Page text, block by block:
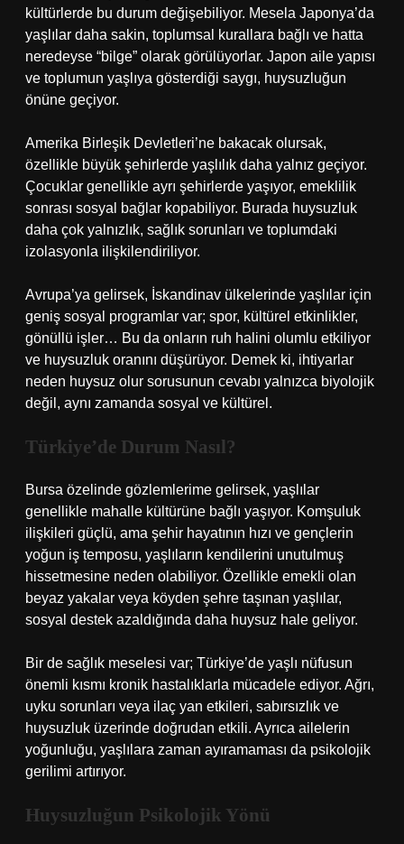
kültürlerde bu durum değişebiliyor. Mesela Japonya’da
yaşlılar daha sakin, toplumsal kurallara bağlı ve hatta
neredeyse “bilge” olarak görülüyorlar. Japon aile yapısı
ve toplumun yaşlıya gösterdiği saygı, huysuzluğun
önüne geçiyor.
Amerika Birleşik Devletleri’ne bakacak olursak,
özellikle büyük şehirlerde yaşlılık daha yalnız geçiyor.
Çocuklar genellikle ayrı şehirlerde yaşıyor, emeklilik
sonrası sosyal bağlar kopabiliyor. Burada huysuzluk
daha çok yalnızlık, sağlık sorunları ve toplumdaki
izolasyonla ilişkilendiriliyor.
Avrupa’ya gelirsek, İskandinav ülkelerinde yaşlılar için
geniş sosyal programlar var; spor, kültürel etkinlikler,
gönüllü işler… Bu da onların ruh halini olumlu etkiliyor
ve huysuzluk oranını düşürüyor. Demek ki, ihtiyarlar
neden huysuz olur sorusunun cevabı yalnızca biyolojik
değil, aynı zamanda sosyal ve kültürel.
Türkiye’de Durum Nasıl?
Bursa özelinde gözlemlerime gelirsek, yaşlılar
genellikle mahalle kültürüne bağlı yaşıyor. Komşuluk
ilişkileri güçlü, ama şehir hayatının hızı ve gençlerin
yoğun iş temposu, yaşlıların kendilerini unutulmuş
hissetmesine neden olabiliyor. Özellikle emekli olan
beyaz yakalar veya köyden şehre taşınan yaşlılar,
sosyal destek azaldığında daha huysuz hale geliyor.
Bir de sağlık meselesi var; Türkiye’de yaşlı nüfusun
önemli kısmı kronik hastalıklarla mücadele ediyor. Ağrı,
uyku sorunları veya ilaç yan etkileri, sabırsızlık ve
huysuzluk üzerinde doğrudan etkili. Ayrıca ailelerin
yoğunluğu, yaşlılara zaman ayıramaması da psikolojik
gerilimi artırıyor.
Huysuzluğun Psikolojik Yönü